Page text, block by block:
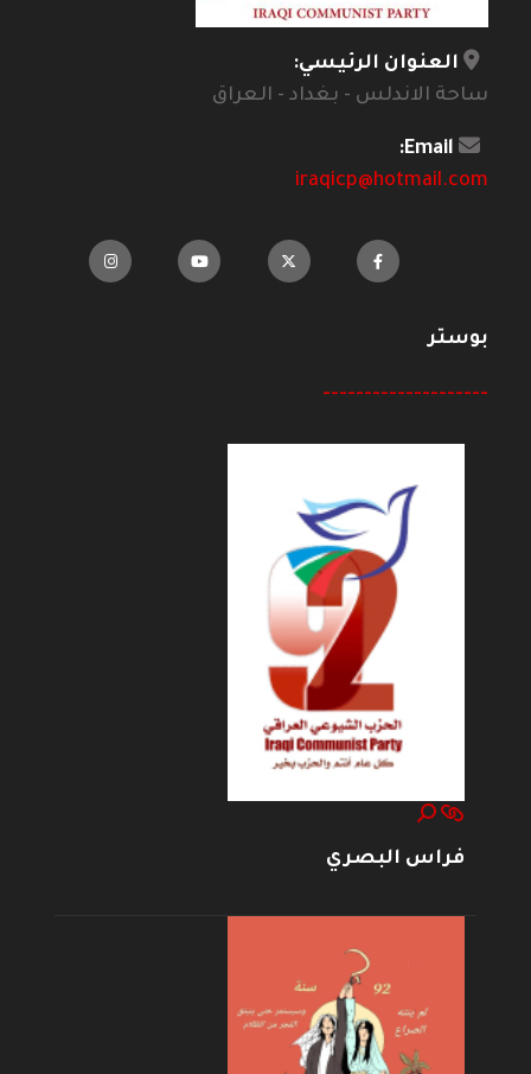
العنوان الرئيسي:
ساحة الاندلس - بغداد - العراق
Email:
iraqicp@hotmail.com
بوستر
--------------------
فراس البصري